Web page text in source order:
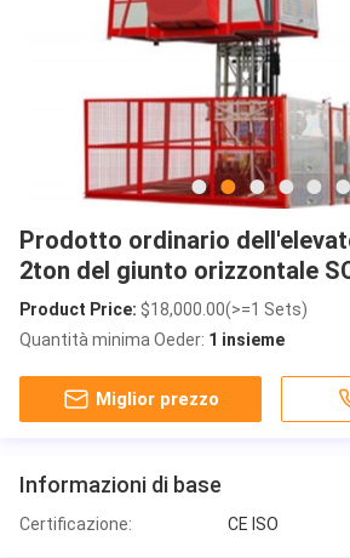
Prodotto ordinario
2ton del giunto orizzontale
Product Price: $18,000.00(>=1 Sets)
Quantità minima Oeder: 1 insieme
Miglior prezzo
Informazioni di base
Certificazione: CE ISO